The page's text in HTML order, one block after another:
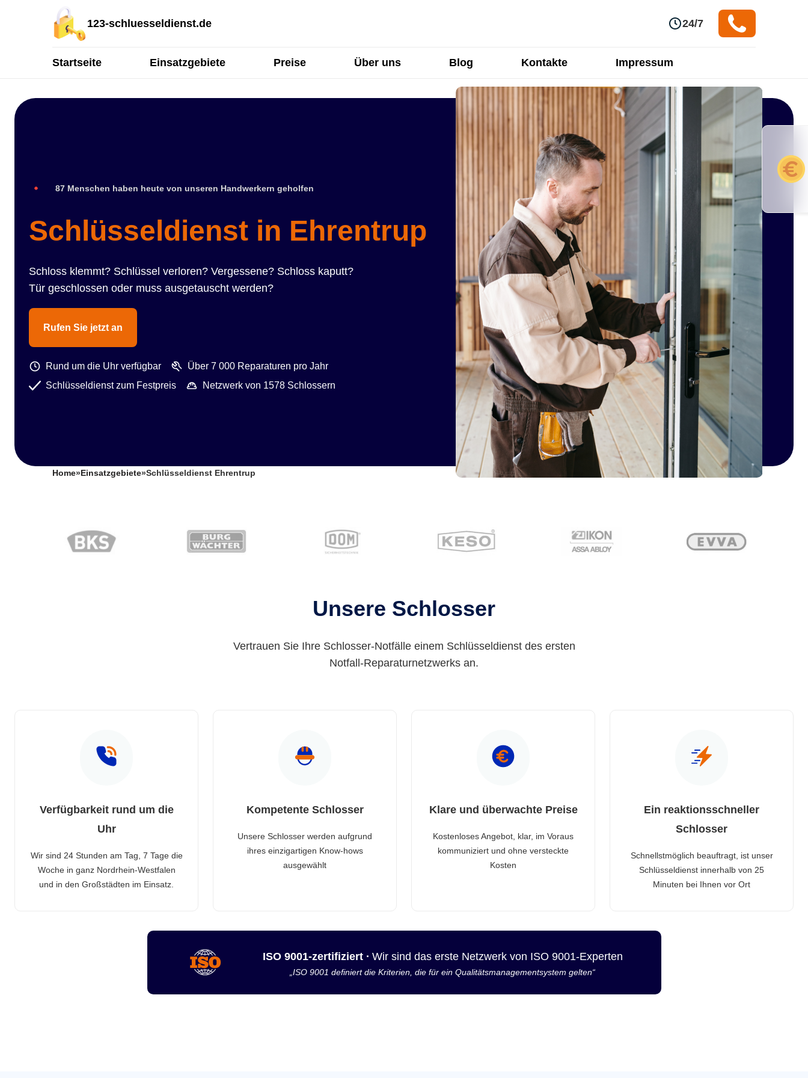
123-schluesseldienst.de 24/7
Startseite Einsatzgebiete Preise Über uns Blog Kontakte Impressum
87 Menschen haben heute von unseren Handwerkern geholfen
Schlüsseldienst in Ehrentrup
Schloss klemmt? Schlüssel verloren? Vergessene? Schloss kaputt?
Tür geschlossen oder muss ausgetauscht werden?
Rufen Sie jetzt an
Rund um die Uhr verfügbar
Über 7 000 Reparaturen pro Jahr
Schlüsseldienst zum Festpreis
Netzwerk von 1578 Schlossern
Home» Einsatzgebiete»Schlüsseldienst Ehrentrup
Unsere Schlosser
Vertrauen Sie Ihre Schlosser-Notfälle einem Schlüsseldienst des ersten
Notfall-Reparaturnetzwerks an.
Verfügbarkeit rund um die
Uhr
Wir sind 24 Stunden am Tag, 7 Tage die
Woche in ganz Nordrhein-Westfalen
und in den Großstädten im Einsatz.
Kompetente Schlosser
Unsere Schlosser werden aufgrund
ihres einzigartigen Know-hows
ausgewählt
Klare und überwachte Preise
Kostenloses Angebot, klar, im Voraus
kommuniziert und ohne versteckte
Kosten
Ein reaktionsschneller
Schlosser
Schnellstmöglich beauftragt, ist unser
Schlüsseldienst innerhalb von 25
Minuten bei Ihnen vor Ort
ISO 9001-zertifiziert · Wir sind das erste Netzwerk von ISO 9001-Experten
„ISO 9001 definiert die Kriterien, die für ein Qualitätsmanagementsystem gelten“